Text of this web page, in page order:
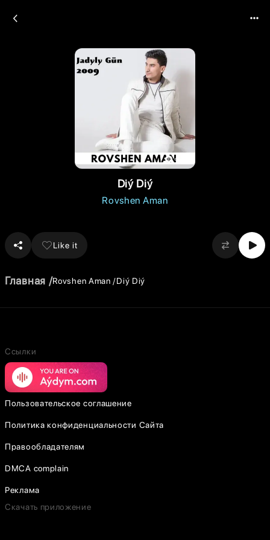
Diý Diý
Rovshen Aman
Like it
Главная Rovshen Aman Diý Diý
Ссылки
Пользовательское соглашение
Политика конфиденциальности Сайта
Правообладателям
DMCA complain
Реклама
Скачать приложение